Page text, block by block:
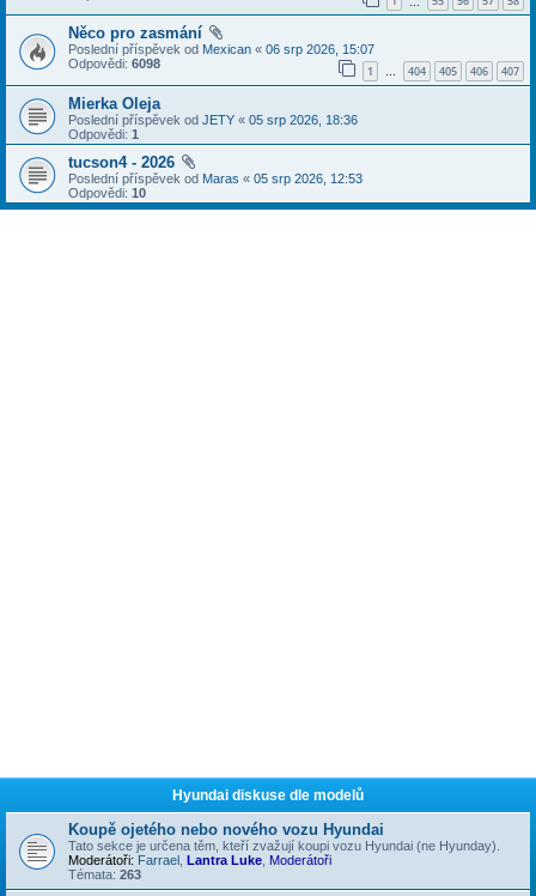
Něco pro zasmání
Poslední příspěvek od Mexican « 06 srp 2026, 15:07
Odpovědi: 6098 1 … 404 405 406 407
Mierka Oleja
Poslední příspěvek od JETY « 05 srp 2026, 18:36
Odpovědi: 1
tucson4 - 2026
Poslední příspěvek od Maras « 05 srp 2026, 12:53
Odpovědi: 10
Hyundai diskuse dle modelů
Koupě ojetého nebo nového vozu Hyundai
Tato sekce je určena těm, kteří zvažují koupi vozu Hyundai (ne Hyunday).
Moderátoři: Farrael Lantra Luke Moderátoři
Témata: 263